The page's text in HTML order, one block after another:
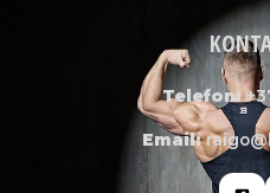
Telefon:
Email: